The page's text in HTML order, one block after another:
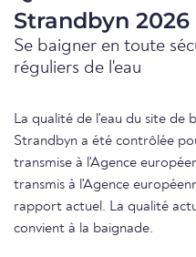
Strandbyn 2026
Se baigner en toute
réguliers de l'eau
La qualité de l'eau du site de
Strandbyn a été contrôlée
transmise à l'Agence
transmis à l'Agence
rapport actuel. La qualité
convient à la baignade.